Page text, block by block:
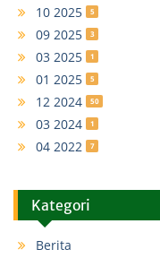
10 2025 5
09 2025 3
03 2025 1
01 2025 5
12 2024 50
03 2024 1
04 2022 7
Kategori
Berita